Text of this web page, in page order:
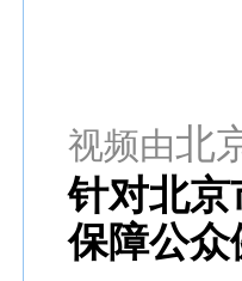
视频由北
针对北京
保障公众